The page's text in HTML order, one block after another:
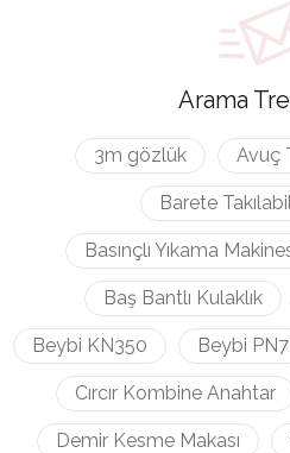
Arama
3m gözlük Avuç
Barete
Basınçlı Yıkama
Baş Bantlı Kulaklık
Beybi KN350 Beybi PN7
Cırcır Kombine Anahtar
Demir Kesme Makası